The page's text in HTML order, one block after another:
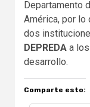
Departamento
América, por
dos
DEPREDA a
desarrollo.
Comparte esto: